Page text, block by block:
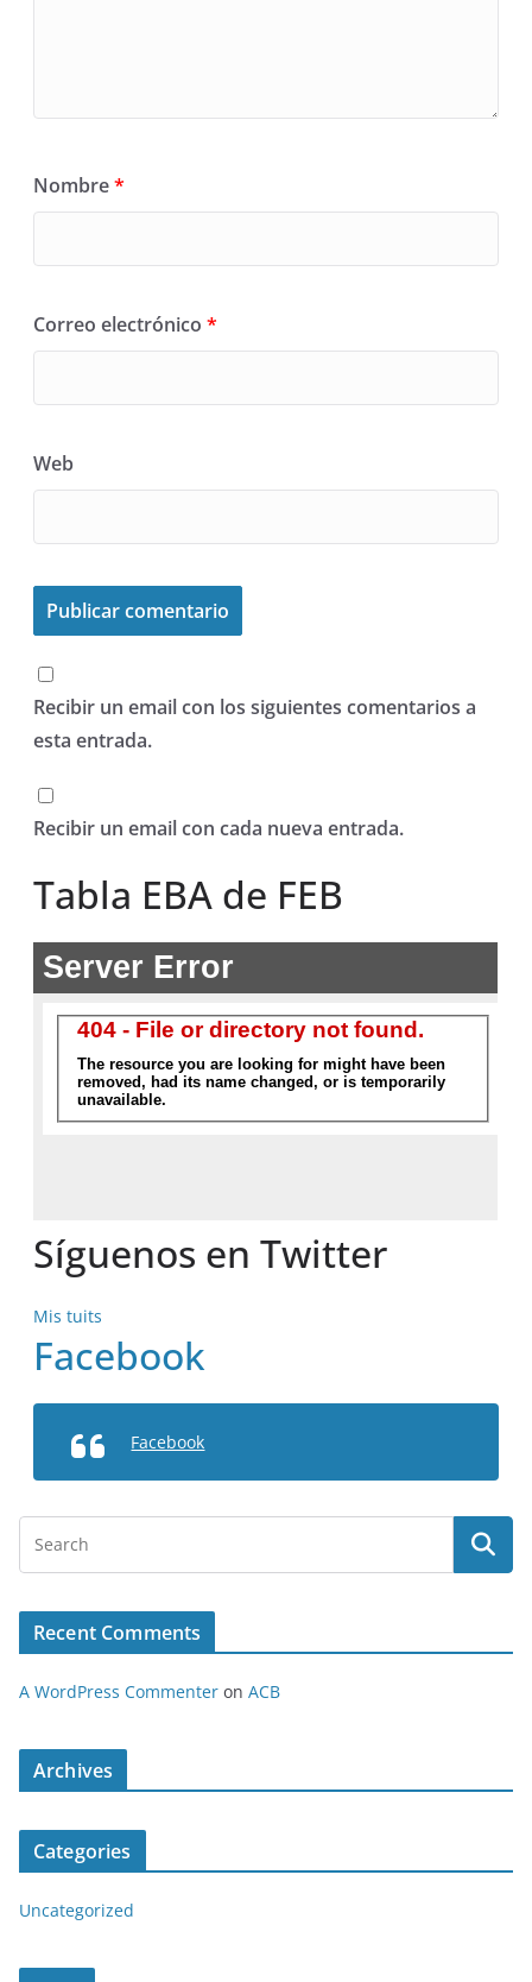
Nombre*
Correo electrónico*
Web
Recibir un email con los siguientes comentarios a
esta entrada.
Recibir un email con cada nueva entrada.
Tabla EBA de FEB
Síguenos en Twitter
Mis tuits
Facebook
Facebook
Recent Comments
A WordPress Commenter on ACB
Archives
Categories
Uncategorized